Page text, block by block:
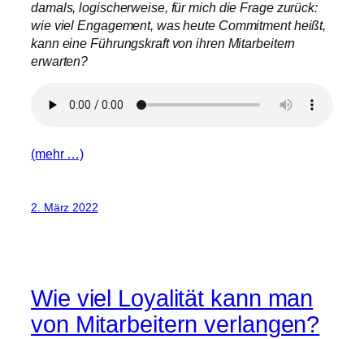
damals, logischerweise, für mich die Frage zurück:
wie viel Engagement, was heute Commitment heißt,
kann eine Führungskraft von ihren Mitarbeitern
erwarten?
(mehr …)
2. März 2022
Wie viel Loyalität kann man
von Mitarbeitern verlangen?